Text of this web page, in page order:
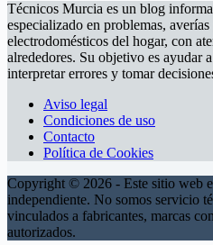
Técnicos Murcia es un blog
especializado en problemas,
electrodomésticos del hogar, con
alrededores. Su objetivo es ayudar
interpretar errores y tomar
Aviso legal
Condiciones de uso
Contacto
Política de Cookies
Copyright © 2026 - Este sitio web
independiente. No somos servicio
vinculados a fabricantes, marcas
autorizados.